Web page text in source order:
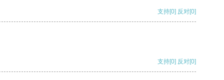
支持[0] 反对[0]
支持[0] 反对[0]